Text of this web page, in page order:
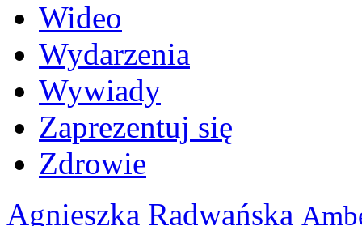
Wideo
Wydarzenia
Wywiady
Zaprezentuj się
Zdrowie
Agnieszka Radwańska